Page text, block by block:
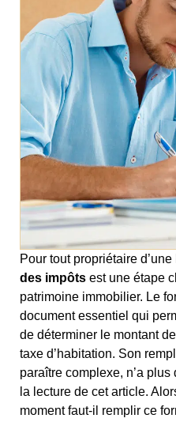
Pour tout propriétaire
des impôts est une étape
patrimoine immobilier. Le
document essentiel qui
de déterminer le montant
taxe d’habitation. Son
paraître complexe, n’a
la lecture de cet article.
moment faut-il remplir ce